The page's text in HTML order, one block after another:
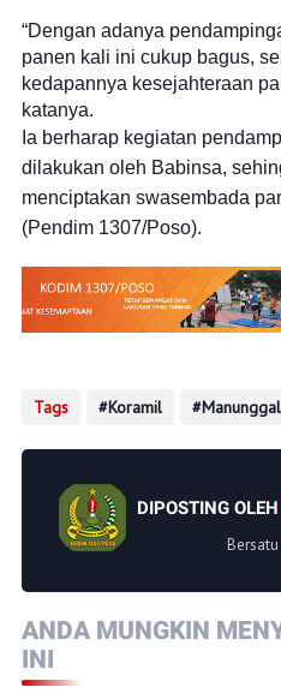
“Dengan adanya
panen kali ini cukup bagus,
kedapannya kesejahteraan
katanya.
Ia berharap kegiatan
dilakukan oleh Babinsa,
menciptakan swasembada
(Pendim 1307/Poso).
Tags Koramil Manunggal
DIPOSTING OLEH
ANDA MUNGKIN
INI